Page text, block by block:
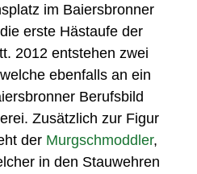
im Baiersbronner
erste Hästaufe der
2012 entstehen zwei
ebenfalls an ein
Berufsbild
Zusätzlich zur Figur
der Murgschmoddler,
in den Stauwehren